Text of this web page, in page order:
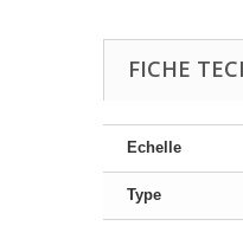
FICHE
Echelle
Type